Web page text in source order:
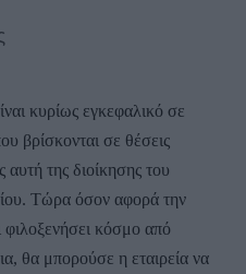
κυρίως εγκεφαλικό σε
βρίσκονται σε θέσεις
αυτή της διοίκησης του
Τώρα όσον αφορά την
φιλοξενήσει κόσμο από
θα μπορούσε η εταιρεία να